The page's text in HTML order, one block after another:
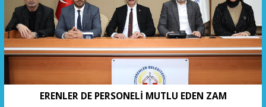
ERENLER DE PERSONELİ MUTLU EDEN ZAM